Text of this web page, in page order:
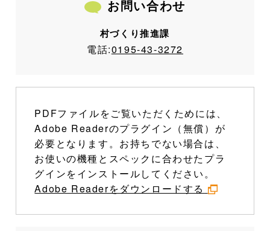
お問い合わせ
村づくり推進課
電話:0195-43-3272
PDFファイルをご覧いただくためには、
Adobe Readerのプラグイン（無償）が
必要となります。お持ちでない場合は、
お使いの機種とスペックに合わせたプラ
グインをインストールしてください。
Adobe Readerをダウンロードする